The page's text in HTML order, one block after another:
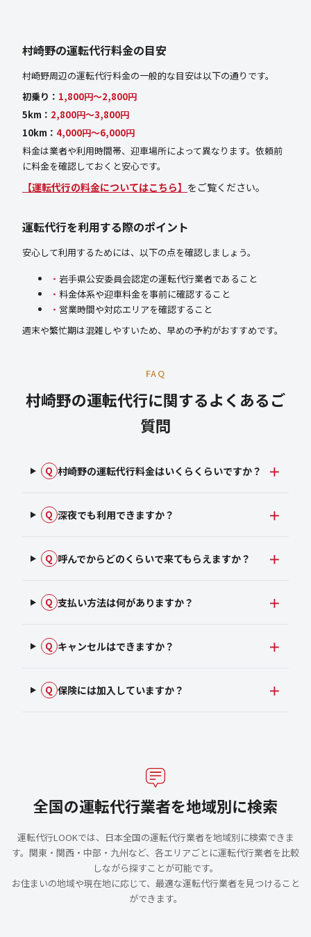
村崎野の運転代行料金の目安
村崎野周辺の運転代行料金の一般的な目安は以下の通りです。
初乗り： 1,800円〜2,800円
5km： 2,800円〜3,800円
10km： 4,000円〜6,000円
料金は業者や利用時間帯、迎車場所によって異なります。依頼前
に料金を確認しておくと安心です。
【運転代行の料金についてはこちら】 をご覧ください。
運転代行を利用する際のポイント
安心して利用するためには、以下の点を確認しましょう。
岩手県公安委員会認定の運転代行業者であること
料金体系や迎車料金を事前に確認すること
営業時間や対応エリアを確認すること
週末や繁忙期は混雑しやすいため、早めの予約がおすすめです。
FAQ
村崎野の運転代行に関するよくあるご
質問
Q 村崎野の運転代行料金はいくらくらいですか？
Q 深夜でも利用できますか？
Q 呼んでからどのくらいで来てもらえますか？
Q 支払い方法は何がありますか？
Q キャンセルはできますか？
Q 保険には加入していますか？
全国の運転代行業者を地域別に検索
運転代行LOOKでは、日本全国の運転代行業者を地域別に検索できま
す。関東・関西・中部・九州など、各エリアごとに運転代行業者を比較
しながら探すことが可能です。
お住まいの地域や現在地に応じて、最適な運転代行業者を見つけること
ができます。